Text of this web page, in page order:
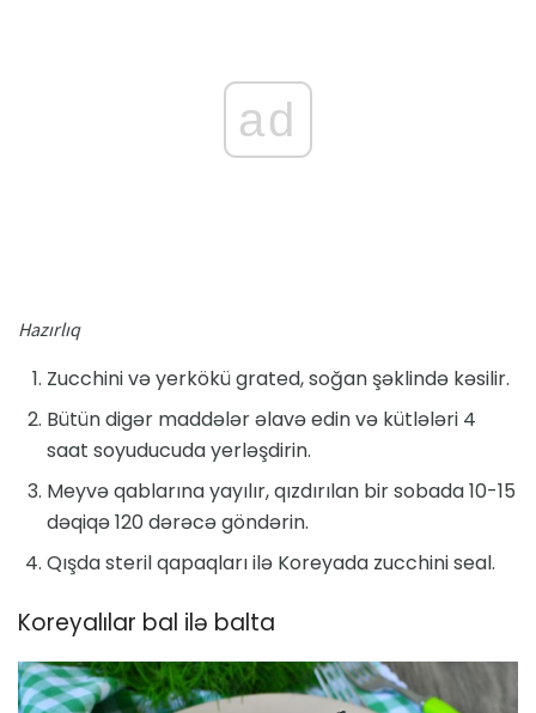
ad
Hazırlıq
Zucchini və yerkökü grated, soğan şəklində kəsilir.
Bütün digər maddələr əlavə edin və kütlələri 4
saat soyuducuda yerləşdirin.
Meyvə qablarına yayılır, qızdırılan bir sobada 10-15
dəqiqə 120 dərəcə göndərin.
Qışda steril qapaqları ilə Koreyada zucchini seal.
Koreyalılar bal ilə balta